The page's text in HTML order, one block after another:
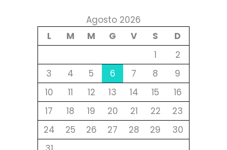
Agosto 2026
L
M M G V S
D
1
2
3
4 5 6 7 8
9
10
11 12 13 14 15
16
17
18 19 20 21 22
23
24
25 26 27 28 29
30